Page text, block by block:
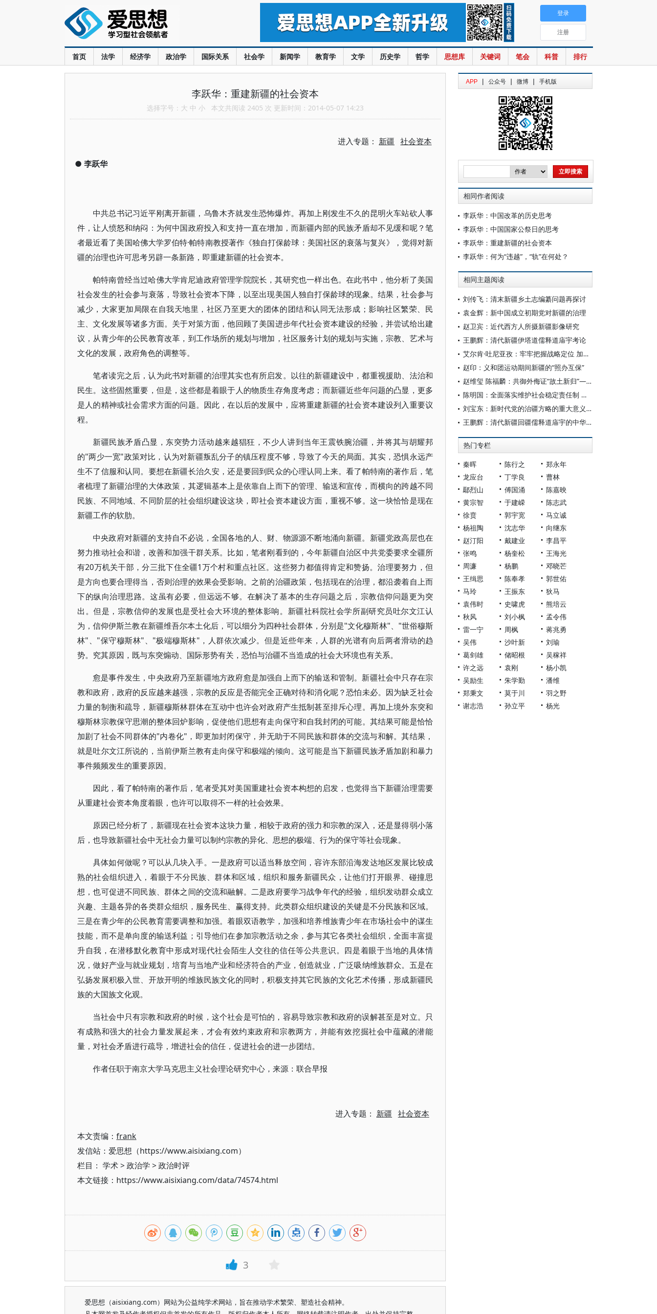
首页 法学 经济学 政治学 国际关系 社会学 新闻学 教育学 文学 历史学 哲学 思想库 关键词 笔会 科普 排行
登录
注册
李跃华：重建新疆的社会资本
选择字号： 大 中 小 本文共阅读 2405 次 更新时间：2014-05-07 14:23
进入专题： 新疆 社会资本
● 李跃华
中共总书记习近平刚离开新疆，乌鲁木齐就发生恐怖爆炸。再加上刚发生不久的昆明火车站砍人事
件，让人愤怒和纳闷：为何中国政府投入和支持一直在增加，而新疆内部的民族矛盾却不见缓和呢？笔
者最近看了美国哈佛大学罗伯特·帕特南教授著作《独自打保龄球：美国社区的衰落与复兴》，觉得对新
疆的治理也许可思考另辟一条新路，即重建新疆的社会资本。
帕特南曾经当过哈佛大学肯尼迪政府管理学院院长，其研究也一样出色。在此书中，他分析了美国
社会发生的社会参与衰落，导致社会资本下降，以至出现美国人独自打保龄球的现象。结果，社会参与
减少，大家更加局限在自我天地里，社区乃至更大的团体的团结和认同无法形成；影响社区繁荣、民
主、文化发展等诸多方面。关于对策方面，他回顾了美国进步年代社会资本建设的经验，并尝试给出建
议，从青少年的公民教育改革，到工作场所的规划与增加，社区服务计划的规划与实施，宗教、艺术与
文化的发展，政府角色的调整等。
笔者读完之后，认为此书对新疆的治理其实也有所启发。以往的新疆建设中，都重视援助、法治和
民生。这些固然重要，但是，这些都是着眼于人的物质生存角度考虑；而新疆近些年问题的凸显，更多
是人的精神或社会需求方面的问题。因此，在以后的发展中，应将重建新疆的社会资本建设列入重要议
程。
新疆民族矛盾凸显，东突势力活动越来越猖狂，不少人讲到当年王震铁腕治疆，并将其与胡耀邦
的"两少一宽"政策对比，认为对新疆叛乱分子的镇压程度不够，导致了今天的局面。其实，恐惧永远产
生不了信服和认同。要想在新疆长治久安，还是要回到民众的心理认同上来。看了帕特南的著作后，笔
者梳理了新疆治理的大体政策，其逻辑基本上是依靠自上而下的管理、输送和宣传，而横向的跨越不同
民族、不同地域、不同阶层的社会组织建设这块，即社会资本建设方面，重视不够。这一块恰恰是现在
新疆工作的软肋。
中央政府对新疆的支持自不必说，全国各地的人、财、物源源不断地涌向新疆。新疆党政高层也在
努力推动社会和谐，改善和加强干群关系。比如，笔者刚看到的，今年新疆自治区中共党委要求全疆所
有20万机关干部，分三批下住全疆1万个村和重点社区。这些努力都值得肯定和赞扬。治理要努力，但
是方向也要合理得当，否则治理的效果会受影响。之前的治疆政策，包括现在的治理，都沿袭着自上而
下的纵向治理思路。这虽有必要，但远远不够。在解决了基本的生存问题之后，宗教信仰问题更为突
出。但是，宗教信仰的发展也是受社会大环境的整体影响。新疆社科院社会学所副研究员吐尔文江认
为，信仰伊斯兰教在新疆维吾尔本土化后，可以细分为四种社会群体，分别是"文化穆斯林"、"世俗穆斯
林"、"保守穆斯林"、"极端穆斯林"，人群依次减少。但是近些年来，人群的光谱有向后两者滑动的趋
势。究其原因，既与东突煽动、国际形势有关，恐怕与治疆不当造成的社会大环境也有关系。
愈是事件发生，中央政府乃至新疆地方政府愈是加强自上而下的输送和管制。新疆社会中只存在宗
教和政府，政府的反应越来越强，宗教的反应是否能完全正确对待和消化呢？恐怕未必。因为缺乏社会
力量的制衡和疏导，新疆穆斯林群体在互动中也许会对政府产生抵制甚至排斥心理。再加上境外东突和
穆斯林宗教保守思潮的整体回炉影响，促使他们思想有走向保守和自我封闭的可能。其结果可能是恰恰
加剧了社会不同群体的"内卷化"，即更加封闭保守，并无助于不同民族和群体的交流与和解。其结果，
就是吐尔文江所说的，当前伊斯兰教有走向保守和极端的倾向。这可能是当下新疆民族矛盾加剧和暴力
事件频频发生的重要原因。
因此，看了帕特南的著作后，笔者受其对美国重建社会资本构想的启发，也觉得当下新疆治理需要
从重建社会资本角度着眼，也许可以取得不一样的社会效果。
原因已经分析了，新疆现在社会资本这块力量，相较于政府的强力和宗教的深入，还是显得弱小落
后，也导致新疆社会中无社会力量可以制约宗教的异化、思想的极端、行为的保守等社会现象。
具体如何做呢？可以从几块入手。一是政府可以适当释放空间，容许东部沿海发达地区发展比较成
熟的社会组织进入，着眼于不分民族、群体和区域，组织和服务新疆民众，让他们打开眼界、碰撞思
想，也可促进不同民族、群体之间的交流和融解。二是政府要学习战争年代的经验，组织发动群众成立
兴趣、主题各异的各类群众组织，服务民生、赢得支持。此类群众组织建设的关键是不分民族和区域。
三是在青少年的公民教育需要调整和加强。着眼双语教学，加强和培养维族青少年在市场社会中的谋生
技能，而不是单向度的输送利益；引导他们在参加宗教活动之余，参与其它各类社会组织，全面丰富提
升自我，在潜移默化教育中形成对现代社会陌生人交往的信任等公共意识。四是着眼于当地的具体情
况，做好产业与就业规划，培育与当地产业和经济符合的产业，创造就业，广泛吸纳维族群众。五是在
弘扬发展积极入世、开放开明的维族民族文化的同时，积极支持其它民族的文化艺术传播，形成新疆民
族的大国族文化观。
当社会中只有宗教和政府的时候，这个社会是可怕的，容易导致宗教和政府的误解甚至是对立。只
有成熟和强大的社会力量发展起来，才会有效约束政府和宗教两方，并能有效挖掘社会中蕴藏的潜能
量，对社会矛盾进行疏导，增进社会的信任，促进社会的进一步团结。
作者任职于南京大学马克思主义社会理论研究中心，来源：联合早报
进入专题： 新疆 社会资本
本文责编： frank
发信站：爱思想（https://www.aisixiang.com）
栏目： 学术>政治学 >政治时评
本文链接：https://www.aisixiang.com/data/74574.html
3
爱思想（aisixiang.com）网站为公益纯学术网站，旨在推动学术繁荣、塑造社会精神。
APP | 公众号 | 微博 | 手机版
相同作者阅读
李跃华：中国改革的历史思考
李跃华：中国国家公祭日的思考
李跃华：重建新疆的社会资本
李跃华：何为“违越”，“轨”在何处？
相同主题阅读
刘传飞：清末新疆乡土志编纂问题再探讨
袁金辉：新中国成立初期党对新疆的治理
赵卫宾：近代西方人所摄新疆影像研究
王鹏辉：清代新疆伊塔道儒释道庙宇考论
艾尔肯·吐尼亚孜：牢牢把握战略定位 加快建设社会主义现代化新疆
赵印：义和团运动期间新疆的“照办互保”
赵维玺 陈福麟：共御外侮证“故土新归”——新疆省名辨正
陈明国：全面落实维护社会稳定责任制 为谱写中国式现代化新疆篇章贡献力量
刘宝东：新时代党的治疆方略的重大意义和成功实践
王鹏辉：清代新疆回疆儒释道庙宇的中华政教
热门专栏
秦晖 陈行之
郑永年
龙应台
丁学良
曹林
鄢烈山
傅国涌
陈嘉映
黄宗智
于建嵘
陈志武
徐贲
郭宇宽
马立诚
杨祖陶
沈志华
向继东
赵汀阳
戴建业
李昌平
张鸣
杨奎松
王海光
周濂
杨鹏
邓晓芒
王缉思
陈奉孝
郭世佑
马玲
王振东
狄马
袁伟时
史啸虎
熊培云
秋风
刘小枫
孟令伟
雷一宁
周枫
蒋兆勇
吴伟
沙叶新
刘瑜
葛剑雄
储昭根
吴稼祥
许之远
袁刚
杨小凯
吴励生
朱学勤
潘维
郑秉文
莫于川
羽之野
谢志浩
孙立平 杨光